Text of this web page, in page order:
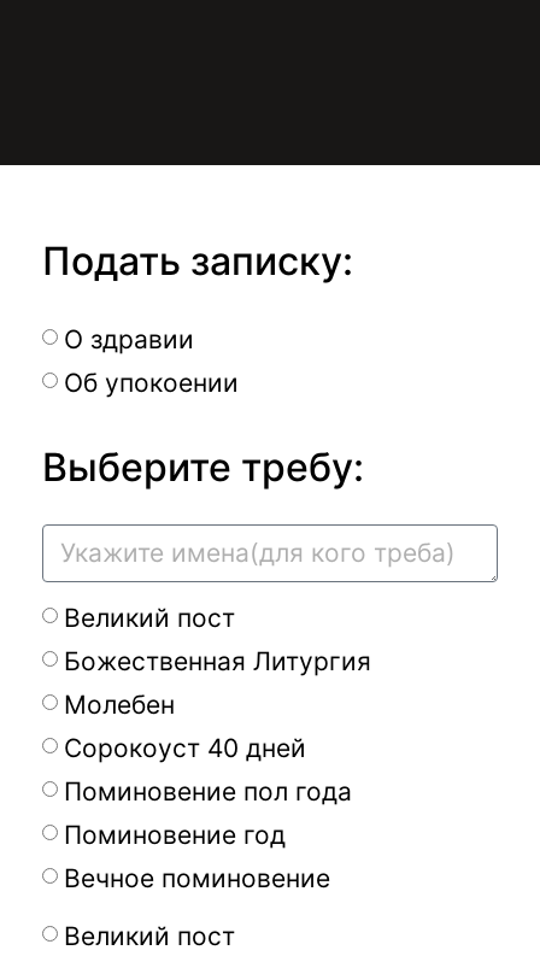
Подать записку:
О здравии
Об упокоении
Выберите требу:
Великий пост
Божественная Литургия
Молебен
Сорокоуст 40 дней
Поминовение пол года
Поминовение год
Вечное поминовение
Великий пост